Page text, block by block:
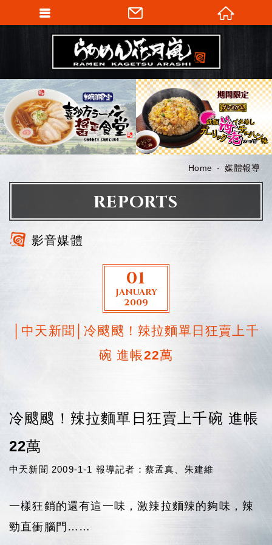
Home 媒體報導
REPORTS
影音媒體
01
JANUARY
2009
│中天新聞│冷颼颼！辣拉麵單日狂賣上千
碗 進帳22萬
冷颼颼！辣拉麵單日狂賣上千碗 進帳
22萬
中天新聞 2009-1-1 報導記者：蔡孟真、朱建維
一樣狂銷的還有這一味，激辣拉麵辣的夠味，辣
勁直衝腦門……